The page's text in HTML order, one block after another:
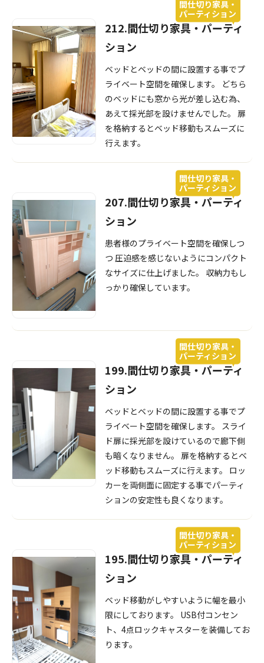
間仕切り家具・
パーティション
212.間仕切り家具・パーティ
ション
ベッドとベッドの間に設置する事でプ
ライベート空間を確保します。 どちら
のベッドにも窓から光が差し込む為、
あえて採光部を設けませんでした。 扉
を格納するとベッド移動もスムーズに
行えます。
間仕切り家具・
パーティション
207.間仕切り家具・パーティ
ション
患者様のプライベート空間を確保しつ
つ 圧迫感を感じないようにコンパクト
なサイズに仕上げました。 収納力もし
っかり確保しています。
間仕切り家具・
パーティション
199.間仕切り家具・パーティ
ション
ベッドとベッドの間に設置する事でプ
ライベート空間を確保します。 スライ
ド扉に採光部を設けているので廊下側
も暗くなりません。 扉を格納するとベ
ッド移動もスムーズに行えます。 ロッ
カーを両側面に固定する事でパーティ
ションの安定性も良くなります。
間仕切り家具・
パーティション
195.間仕切り家具・パーティ
ション
ベッド移動がしやすいように幅を最小
限にしております。 USB付コンセン
ト、4点ロックキャスターを装備してお
ります。